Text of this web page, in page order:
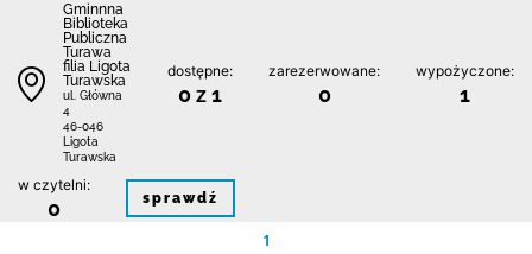
Gminnna
Biblioteka
Publiczna
Turawa
filia Ligota
Turawska
ul. Główna
4
46-046
Ligota
Turawska
dostępne:
0 z 1
zarezerwowane:
0
wypożyczone:
1
w czytelni:
0 sprawdź
1